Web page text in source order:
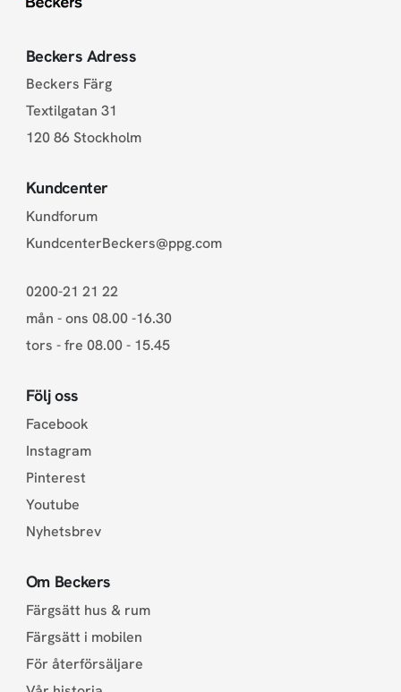
Beckers Adress
Beckers Färg
Textilgatan 31
120 86 Stockholm
Kundcenter
Kundforum
KundcenterBeckers@ppg.com
0200-21 21 22
mån - ons 08.00 -16.30
tors - fre 08.00 - 15.45
Följ oss
Facebook
Instagram
Pinterest
Youtube
Nyhetsbrev
Om Beckers
Färgsätt hus & rum
Färgsätt i mobilen
För återförsäljare